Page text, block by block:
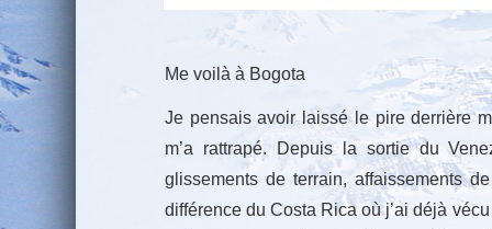
Me voilà à Bogota
Je pensais avoir laissé le pire derrière
m’a rattrapé. Depuis la sortie du
glissements de terrain, affaissements
différence du Costa Rica où j’ai déjà